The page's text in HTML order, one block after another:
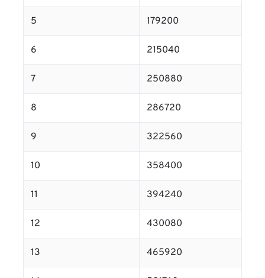
5 179200
6 215040
7 250880
8 286720
9 322560
10 358400
11 394240
12 430080
13 465920